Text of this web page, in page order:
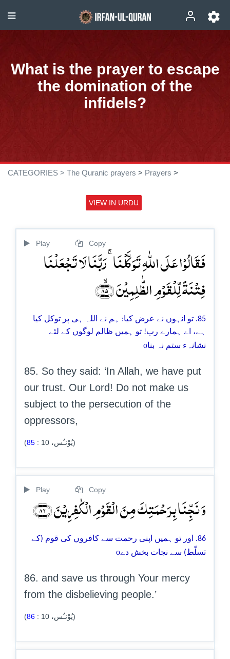
What is the prayer to escape
the domination of the
infidels?
CATEGORIES > The Quranic prayers > Prayers >
VIEW IN URDU
Play Copy
فَقَالُوۡا عَلَی اللّٰہِ تَوَکَّلۡنَا ۚ رَبَّنَا لَا تَجۡعَلۡنَا
فِتۡنَۃً لِّلۡقَوۡمِ الظّٰلِمِیۡنَ ﴿ۙ۸۵﴾
85. تو انہوں نے عرض کیا: ہم نے اللہ ہی پر توکل کیا
ہے، اے ہمارے رب! تو ہمیں ظالم لوگوں کے لئے
نشانہء ستم نہ بناo
85. So they said: ‘In Allah, we have put
our trust. Our Lord! Do not make us
subject to the persecution of the
oppressors,
(يُوْنـُس، 10
:
85 )
Play Copy
وَ نَجِّنَا بِرَحۡمَتِکَ مِنَ الۡقَوۡمِ الۡکٰفِرِیۡنَ ﴿۸۶﴾
86. اور تو ہمیں اپنی رحمت سے کافروں کی قوم (کے
تسلّط) سے نجات بخش دےo
86. and save us through Your mercy
from the disbelieving people.’
(يُوْنـُس، 10
:
86 )